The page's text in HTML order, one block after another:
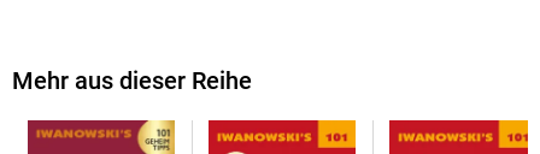
Weltentdeckungen, im Parque das Nações trifft man auf
sich die Geburtsstätte Lissabons: der Burgberg mit dem
Mehr aus dieser Reihe